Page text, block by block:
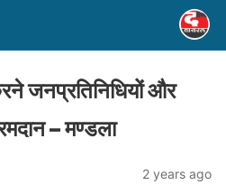
जनप्रतिनिधियों और
– मण्‍डला
2 years ago